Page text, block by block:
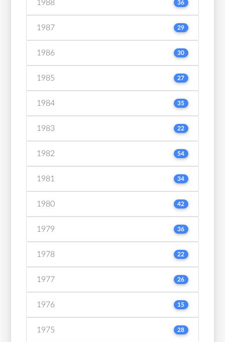
1988 36
1987 29
1986 30
1985 27
1984 35
1983 22
1982 54
1981 34
1980 42
1979 36
1978 22
1977 26
1976 15
1975 28